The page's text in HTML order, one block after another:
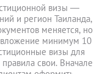
визы —
и регион Таиланда,
меняется, но
минимум 10
визы для
свои. Вначале